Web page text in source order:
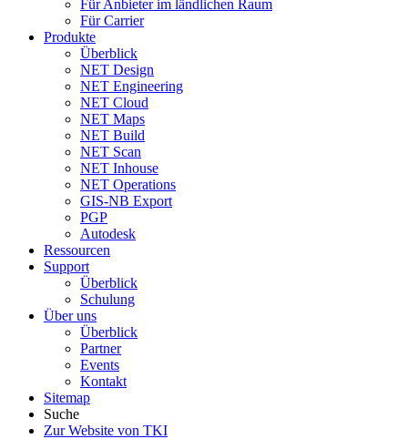
Für Anbieter im ländlichen Raum
Für Carrier
Produkte
Überblick
NET Design
NET Engineering
NET Cloud
NET Maps
NET Build
NET Scan
NET Inhouse
NET Operations
GIS-NB Export
PGP
Autodesk
Ressourcen
Support
Überblick
Schulung
Über uns
Überblick
Partner
Events
Kontakt
Sitemap
Suche
Zur Website von TKI